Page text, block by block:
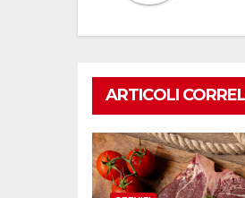
ARTICOLI